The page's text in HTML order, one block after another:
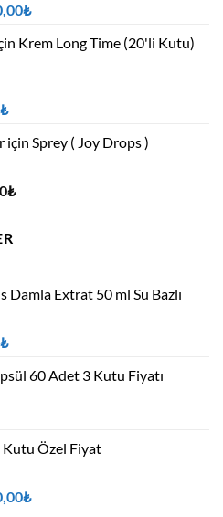
₺Şu
fiyat:
Krem Long Time (20'li Kutu)
₺Şu
fiyat:
için Sprey ( Joy Drops )
₺Fiyat
Damla Extrat 50 ml Su Bazlı
₺Şu
fiyat:60 Adet 3 Kutu Fiyatı
Özel Fiyat
₺Şu